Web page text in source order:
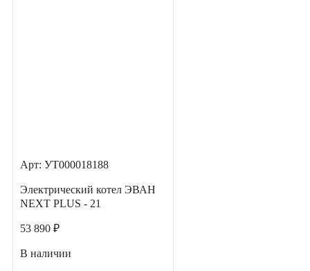
Арт: УТ000018188
Электрический котел ЭВАН
NEXT PLUS - 21
53 890 ₽
В наличии